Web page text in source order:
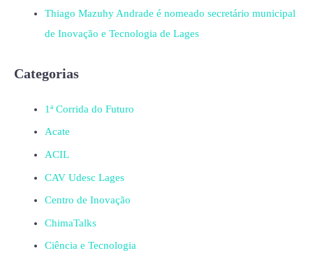
Thiago Mazuhy Andrade é nomeado secretário municipal
de Inovação e Tecnologia de Lages
Categorias
1ª Corrida do Futuro
Acate
ACIL
CAV Udesc Lages
Centro de Inovação
ChimaTalks
Ciência e Tecnologia